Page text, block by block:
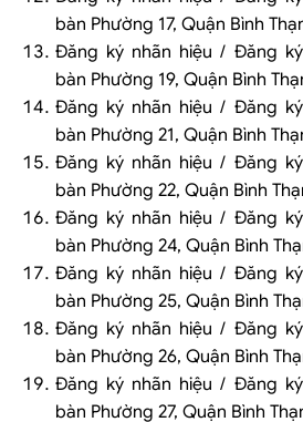
bàn Phường 17, Quận Bình
Đăng ký nhãn hiệu / Đăng
bàn Phường 19, Quận Bình
Đăng ký nhãn hiệu / Đăng
bàn Phường 21, Quận Bình
Đăng ký nhãn hiệu / Đăng
bàn Phường 22, Quận Bình
Đăng ký nhãn hiệu / Đăng
bàn Phường 24, Quận Bình
Đăng ký nhãn hiệu / Đăng
bàn Phường 25, Quận Bình
Đăng ký nhãn hiệu / Đăng
bàn Phường 26, Quận Bình
Đăng ký nhãn hiệu / Đăng
bàn Phường 27, Quận Bình